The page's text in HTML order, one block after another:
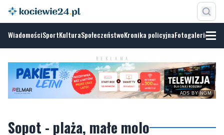
WiadomościSportKulturaSpołeczeństwoKronika policyjnaFotogalerie
REKLAMA
ADS BY NGM
Sopot - plaża, małe molo